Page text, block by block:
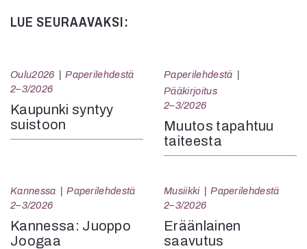
LUE SEURAAVAKSI:
Oulu2026
Paperilehdestä
2–3/2026
Kaupunki syntyy
suistoon
Paperilehdestä
Pääkirjoitus
2–3/2026
Muutos tapahtuu
taiteesta
Kannessa
Paperilehdestä
2–3/2026
Kannessa: Juoppo
Joogaa
Musiikki
Paperilehdestä
2–3/2026
Eräänlainen
saavutus